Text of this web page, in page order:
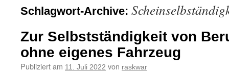
springen
Schlagwort-Archive:
Zur Selbstständigkeit von
ohne eigenes Fahrzeug
Publiziert am 11. Juli 2022 von raskwar